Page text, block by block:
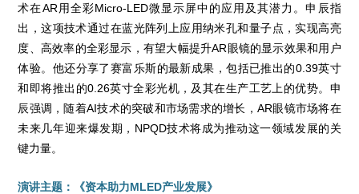
术在AR用全彩Micro-LED微显示屏中的应用及其潜力。申辰指
出，这项技术通过在蓝光阵列上应用纳米孔和量子点，实现高亮
度、高效率的全彩显示，有望大幅提升AR眼镜的显示效果和用户
体验。他还分享了赛富乐斯的最新成果，包括已推出的0.39英寸
和即将推出的0.26英寸全彩光机，及其在生产工艺上的优势。申
辰强调，随着AI技术的突破和市场需求的增长，AR眼镜市场将在
未来几年迎来爆发期，NPQD技术将成为推动这一领域发展的关
键力量。
演讲主题：《资本助力MLED产业发展》